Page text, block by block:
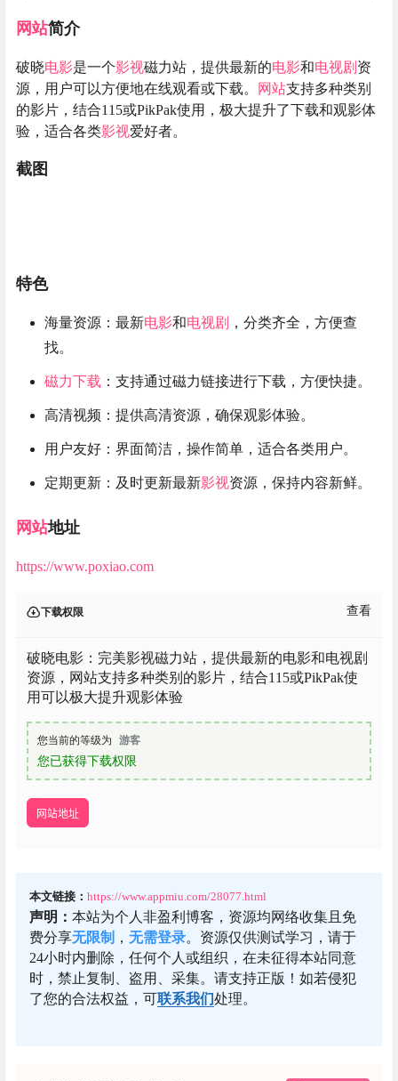
网站简介
破晓电影是一个影视磁力站，提供最新的电影和电视剧 资
源，用户可以方便地在线观看或下载。
网站支持多种类别
的影片，结合115或PikPak使用，极大提升了下载和观影体
验，适合各类影视爱好者。
截图
特色
海量资源：最新电影和电视剧 ，分类齐全，方便查
找。
磁力下载 ：支持通过磁力链接进行下载，方便快捷。
高清视频：提供高清资源，确保观影体验。
用户友好：界面简洁，操作简单，适合各类用户。
定期更新：及时更新最新影视资源，保持内容新鲜。
网站地址
https://www.poxiao.com
下载权限 查看
破晓电影：完美影视磁力站，提供最新的电影和电视剧
资源，网站支持多种类别的影片，结合115或PikPak使
用可以极大提升观影体验
您当前的等级为 游客
您已获得下载权限
网站地址
本文链接： https://www.appmiu.com/28077.html
声明： 本站为个人非盈利博客，资源均网络收集且免
费分享无限制 ， 无需登录。资源仅供测试学习，请于
24小时内删除，任何个人或组织，在未征得本站同意
时，禁止复制、盗用、采集。请支持正版！如若侵犯
了您的合法权益，可联系我们处理。